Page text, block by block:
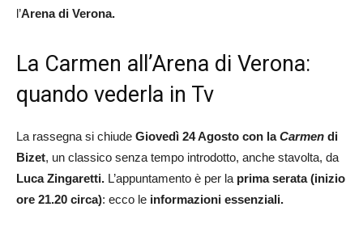
l’Arena di Verona.
La Carmen all’Arena di Verona:
quando vederla in Tv
La rassegna si chiude Giovedì 24 Agosto con laCarmen di
Bizet, un classico senza tempo introdotto, anche stavolta, da
Luca Zingaretti. L’appuntamento è per la prima serata (inizio
ore 21.20 circa): ecco le informazioni essenziali.